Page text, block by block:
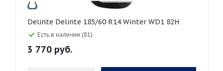
Delinte Delinte 185/60 R14 Winter WD1 82H
Есть в наличии (81)
3 770 руб.